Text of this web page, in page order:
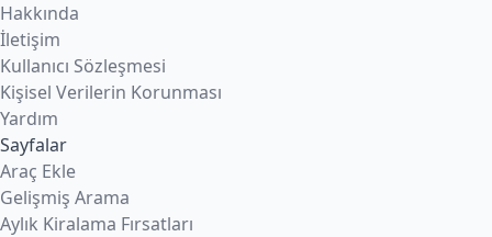
Hakkında
İletişim
Kullanıcı Sözleşmesi
Kişisel Verilerin Korunması
Yardım
Sayfalar
Araç Ekle
Gelişmiş Arama
Aylık Kiralama Fırsatları